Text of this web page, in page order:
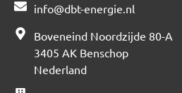
info@dbt-energie.nl
Boveneind Noordzijde 80-A
3405 AK Benschop
Nederland